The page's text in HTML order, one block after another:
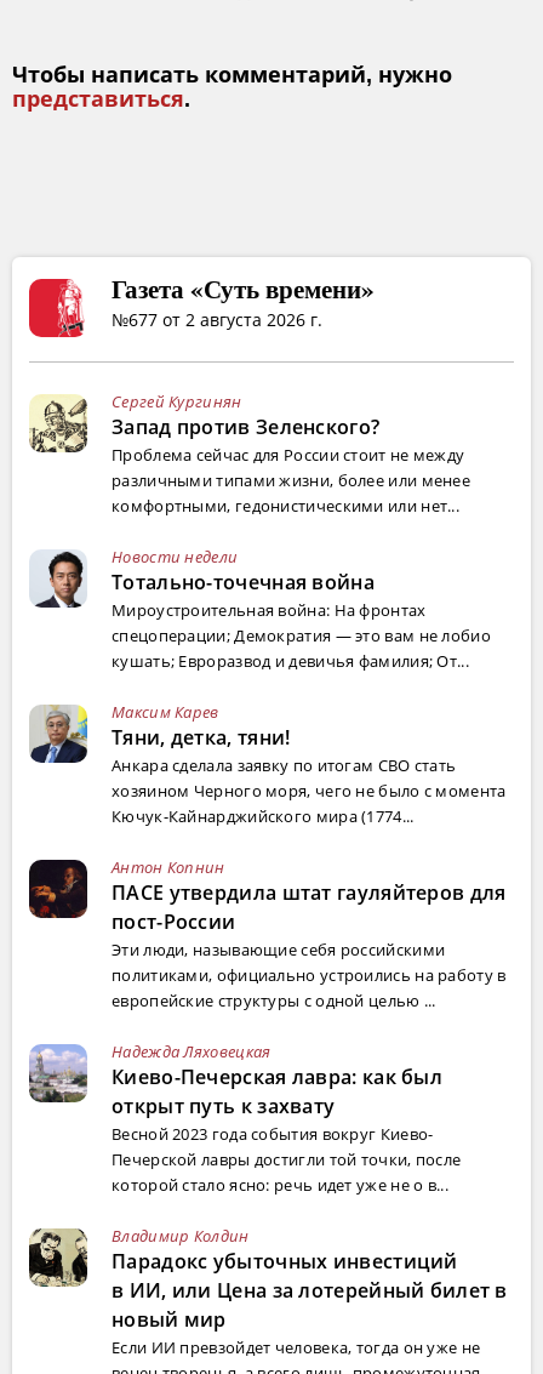
Чтобы написать комментарий, нужно
представиться.
Газета «Суть времени»
№677 от 2 августа 2026 г.
Сергей Кургинян
Запад против Зеленского?
Проблема сейчас для России стоит не между
различными типами жизни, более или менее
комфортными, гедонистическими или нет...
Новости недели
Тотально-точечная война
Мироустроительная война: На фронтах
спецоперации; Демократия — это вам не лобио
кушать; Евроразвод и девичья фамилия; От...
Максим Карев
Тяни, детка, тяни!
Анкара сделала заявку по итогам СВО стать
хозяином Черного моря, чего не было с момента
Кючук-Кайнарджийского мира (1774...
Антон Копнин
ПАСЕ утвердила штат гауляйтеров для
пост-России
Эти люди, называющие себя российскими
политиками, официально устроились на работу в
европейские структуры с одной целью ...
Надежда Ляховецкая
Киево-Печерская лавра: как был
открыт путь к захвату
Весной 2023 года события вокруг Киево-
Печерской лавры достигли той точки, после
которой стало ясно: речь идет уже не о в...
Владимир Колдин
Парадокс убыточных инвестиций
в ИИ, или Цена за лотерейный билет в
новый мир
Если ИИ превзойдет человека, тогда он уже не